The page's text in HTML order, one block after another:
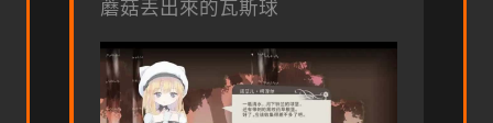
蘑菇丟出來的瓦斯球